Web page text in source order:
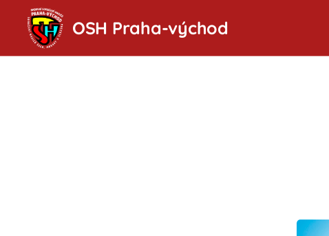
OSH Praha-východ